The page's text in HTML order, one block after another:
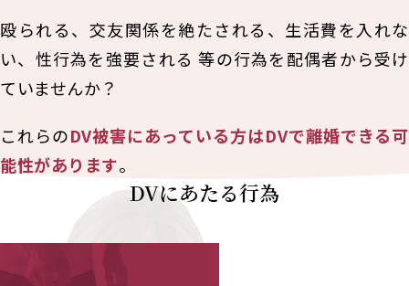
殴られる、交友関係を絶たされる、生活費を入れな
い、性行為を強要される 等の行為を配偶者から受け
ていませんか？
これらのDV被害にあっている方はDVで離婚できる可
能性があります。
DVにあたる行為